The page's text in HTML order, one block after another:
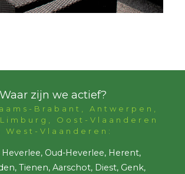
Waar zijn we actief?
Brabant, Antwerpen,
Oost-Vlaanderen
West-Vlaanderen:
Heverlee, Oud-Heverlee, Herent,
Tienen, Aarschot, Diest, Genk,